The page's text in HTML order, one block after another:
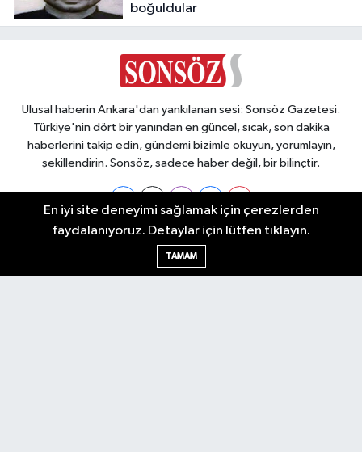
boğuldular
Ulusal haberin Ankara'dan yankılanan sesi: Sonsöz Gazetesi.
Türkiye'nin dört bir yanından en güncel, sıcak, son dakika
haberlerini takip edin, gündemi bizimle okuyun, yorumlayın,
şekillendirin. Sonsöz, sadece haber değil, bir bilinçtir.
Ankara Nöbetçi Eczaneler
En iyi site deneyimi sağlamak için çerezlerden
faydalanıyoruz. Detaylar için lütfen tıklayın.
TAMAM